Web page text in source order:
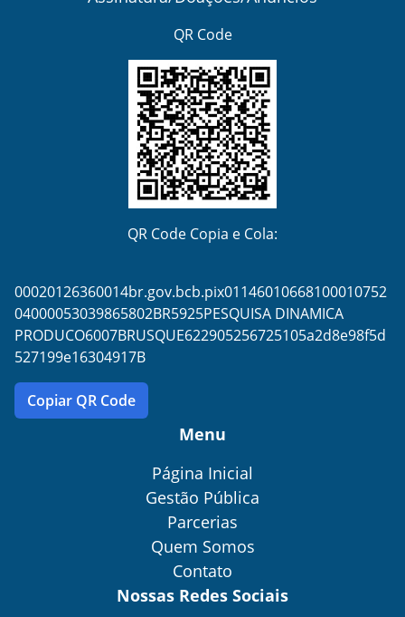
QR Code
QR Code Copia e Cola:
00020126360014br.gov.bcb.pix01146010668100010752
04000053039865802BR5925PESQUISA DINAMICA
PRODUCO6007BRUSQUE622905256725105a2d8e98f5d
527199e16304917B
Copiar QR Code
Menu
Página Inicial
Gestão Pública
Parcerias
Quem Somos
Contato
Nossas Redes Sociais